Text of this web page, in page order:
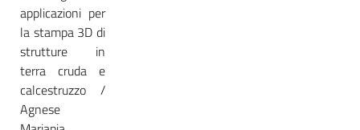
applicazioni per
la stampa 3D di
strutture in
terra cruda e
calcestruzzo /
Agnese